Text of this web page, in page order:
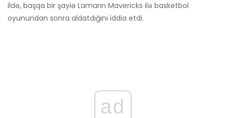
ildə, başqa bir şayiə Lamarın Mavericks ilə basketbol
oyunundan sonra aldatdığını iddia etdi.
ad